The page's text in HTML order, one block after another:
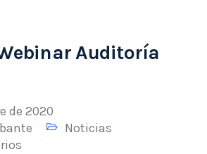
Auditoría
de 2020
Noticias